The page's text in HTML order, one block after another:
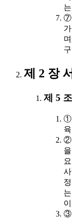
⑦
제 2 장
제 5
①
②
③